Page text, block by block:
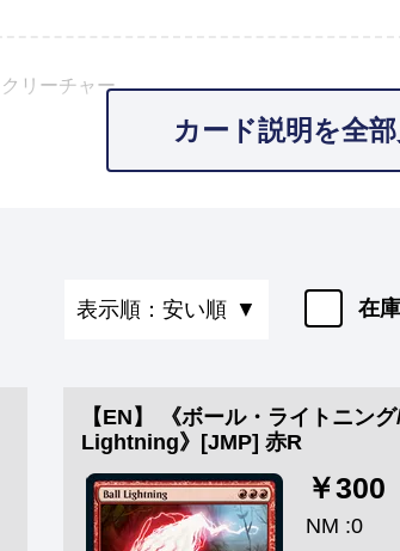
クリーチャー
カード説明を全
表示順：安い順 在
【EN】 《ボール・ライトニング
Lightning》[JMP] 赤R
￥300
NM :0